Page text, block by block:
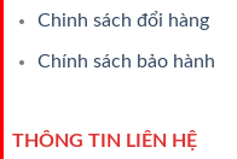
Chinh sách đổi hàng
Chính sách bảo hành
THÔNG TIN LIÊN HỆ